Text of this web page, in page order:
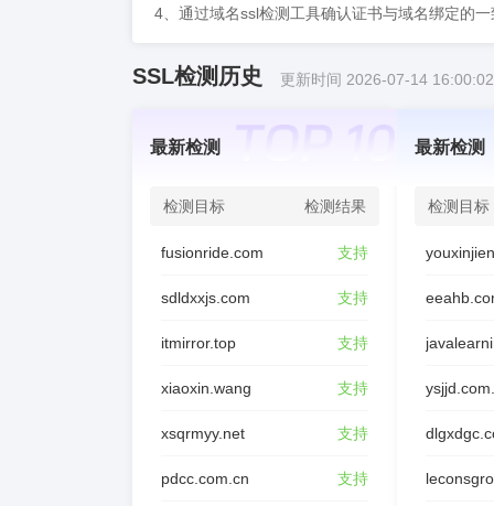
4、通过域名ssl检测工具确认证书与域名绑定的
SSL检测历史 更新时间 2026-07-14 16:00:02
最新检测
检测目标 检测结果
fusionride.com 支持
sdldxxjs.com 支持
itmirror.top 支持
xiaoxin.wang 支持
xsqrmyy.net 支持
pdcc.com.cn 支持
最新检测
检测目标